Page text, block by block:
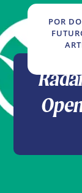
POR